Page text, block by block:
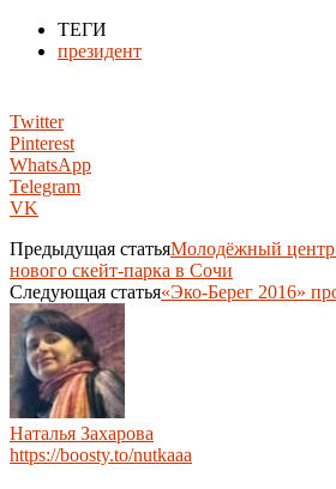
ТЕГИ
президент
Twitter
Pinterest
WhatsApp
Telegram
VK
Предыдущая статьяМолодёжный центр
нового скейт-парка в Сочи
Следующая статья«Эко-Берег 2016»
Наталья Захарова
https://boosty.to/nutkaaa